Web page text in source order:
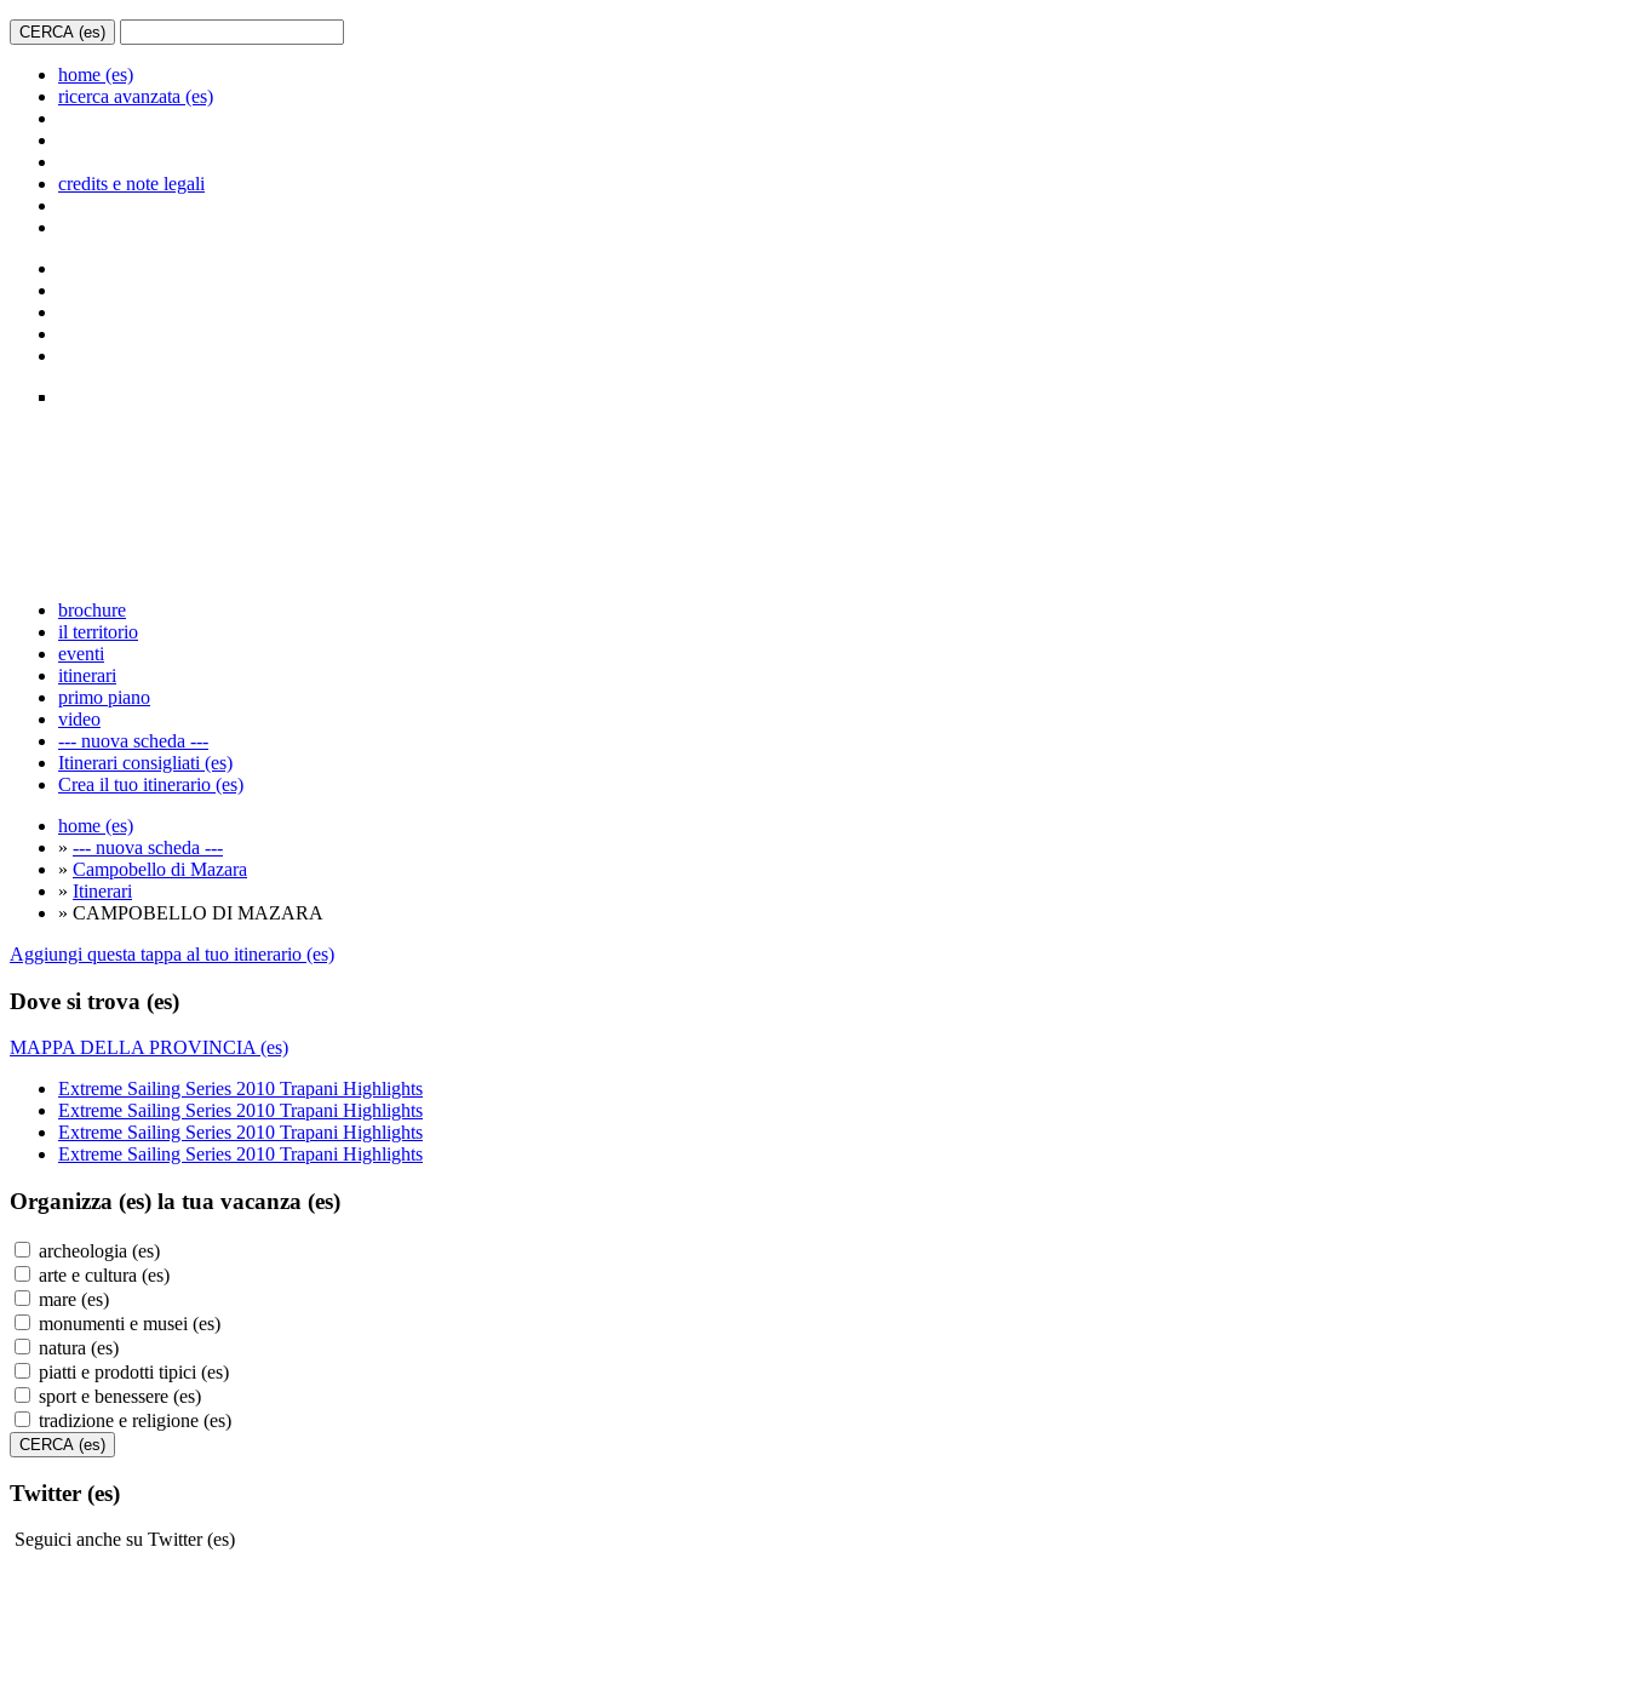
home (es)
ricerca avanzata (es)
credits e note legali
brochure
il territorio
eventi
itinerari
primo piano
video
--- nuova scheda ---
Itinerari consigliati (es)
Crea il tuo itinerario (es)
home (es)
» --- nuova scheda ---
» Campobello di Mazara
» Itinerari
» CAMPOBELLO DI MAZARA
Aggiungi questa tappa al tuo itinerario (es)
Dove si trova (es)
MAPPA DELLA PROVINCIA (es)
Extreme Sailing Series 2010 Trapani Highlights
Extreme Sailing Series 2010 Trapani Highlights
Extreme Sailing Series 2010 Trapani Highlights
Extreme Sailing Series 2010 Trapani Highlights
Organizza (es) la tua vacanza (es)
archeologia (es)
arte e cultura (es)
mare (es)
monumenti e musei (es)
natura (es)
piatti e prodotti tipici (es)
sport e benessere (es)
tradizione e religione (es)
Twitter (es)
Seguici anche su Twitter (es)